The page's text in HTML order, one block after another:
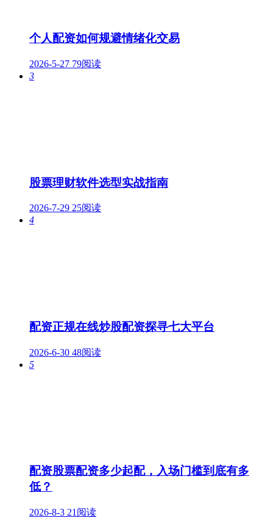
个人配资如何规避情绪化交易
2026-5-27 79阅读
3
股票理财软件选型实战指南
2026-7-29 25阅读
4
配资正规在线炒股配资探寻七大平台
2026-6-30 48阅读
5
配资股票配资多少起配，入场门槛到底有多
低？
2026-8-3 21阅读